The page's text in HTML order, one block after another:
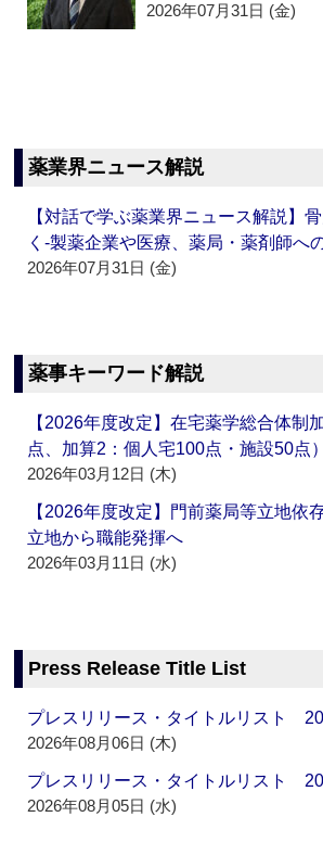
2026年07月31日 (金)
薬業界ニュース解説
【対話で学ぶ薬業界ニュース解説】
く‐製薬企業や医療、薬局・薬剤師へ
2026年07月31日 (金)
薬事キーワード解説
【2026年度改定】在宅薬学総合体制
点、加算2：個人宅100点・施設50点
2026年03月12日 (木)
【2026年度改定】門前薬局等立地依
立地から職能発揮へ
2026年03月11日 (水)
Press Release Title List
プレスリリース・タイトルリスト
2026年08月06日 (木)
プレスリリース・タイトルリスト
2026年08月05日 (水)